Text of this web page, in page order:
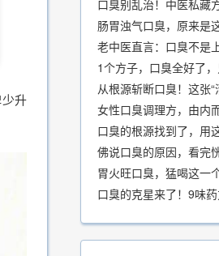
升
肠胃浊气口臭，原来是
佛说口臭的原因，看完